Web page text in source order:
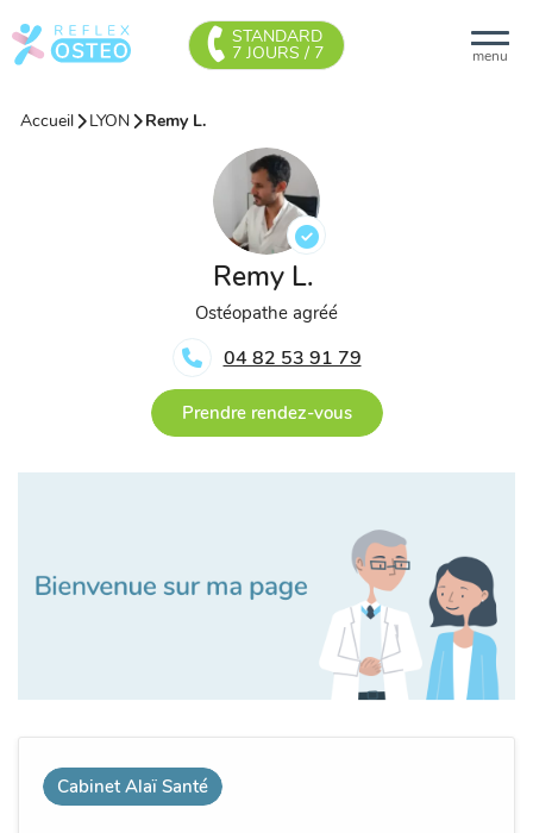
menu
STANDARD
7 JOURS / 7
Accueil LYON Remy L.
Remy L.
Ostéopathe agréé
04 82 53 91 79
Prendre rendez-vous
Cabinet Alaï Santé